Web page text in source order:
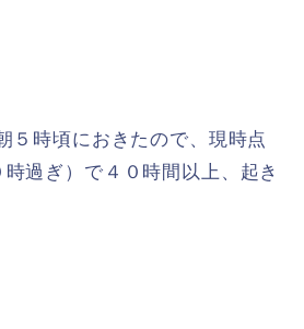
５時頃におきたので、現時点
時過ぎ）で４０時間以上、起き